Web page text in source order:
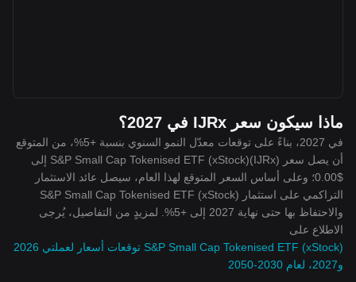
ماذا سيكون سعر IJRx في 2027؟
في 2027، بناءً على توقعات معدّل النمو السنوي بنسبة +5%، من المتوقع
أن يصل سعر S&P Small Cap Tokenised ETF (xStock)(IJRx) إلى
$0.00؛ وعلى أساس السعر المتوقع لهذا العام، سيصل عائد الاستثمار
التراكمي على استثمار S&P Small Cap Tokenised ETF (xStock)
والاحتفاظ بها حتى نهاية 2027 إلى +5%. لمزيدٍ من التفاصيل، يُرجى
الاطلاع على
S&P Small Cap Tokenised ETF (xStock) توقعات أسعار لعملتي 2026
و2027، لعام 2030-2050